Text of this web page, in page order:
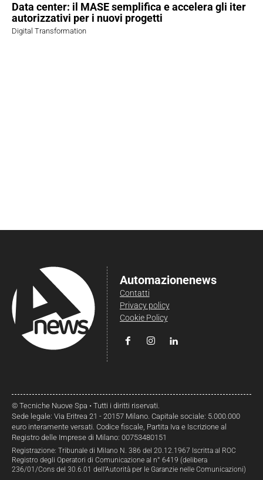
Data center: il MASE semplifica e accelera gli iter
autorizzativi per i nuovi progetti
Digital Transformation
Automazionenews
Contatti
Privacy policy
Cookie Policy
© Tecniche Nuove Spa • Tutti i diritti riservati.
Sede legale: Via Eritrea 21 - 20157 Milano. Capitale sociale: 5.000.000
euro interamente versati. Codice fiscale, Partita Iva e Iscrizione al
Registro delle Imprese di Milano: 00753480151
Registrazione: Tribunale di Milano N. 386 del 20.12.1967 Iscritta al ROC
Registro degli Operatori di Comunicazione al n° 6419 (delibera
236/01/Cons del 30.6.01 dell’Autorità per le Garanzie nelle Comunicazioni)